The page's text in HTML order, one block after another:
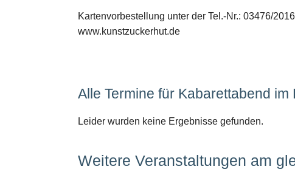
Kartenvorbestellung unter der Tel.-Nr.: 03476/
www.kunstzuckerhut.de
Alle Termine für Kabarettabend
Leider wurden keine Ergebnisse gefunden.
Weitere Veranstaltungen am